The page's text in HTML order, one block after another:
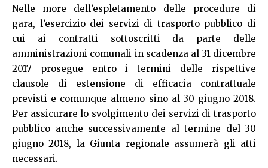
Nelle more dell’espletamento delle procedure di
gara, l’esercizio dei servizi di trasporto pubblico di
cui ai contratti sottoscritti da parte delle
amministrazioni comunali in scadenza al 31 dicembre
2017 prosegue entro i termini delle rispettive
clausole di estensione di efficacia contrattuale
previsti e comunque almeno sino al 30 giugno 2018.
Per assicurare lo svolgimento dei servizi di trasporto
pubblico anche successivamente al termine del 30
giugno 2018, la Giunta regionale assumerà gli atti
necessari.